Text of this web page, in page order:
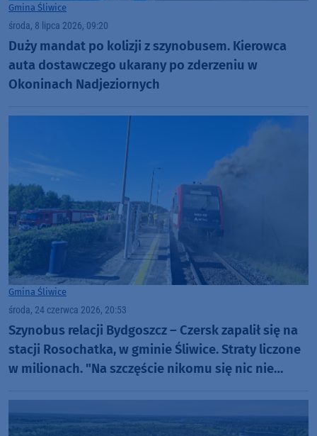
Gmina Śliwice
środa, 8 lipca 2026, 09:20
Duży mandat po kolizji z szynobusem. Kierowca
auta dostawczego ukarany po zderzeniu w
Okoninach Nadjeziornych
Gmina Śliwice
środa, 24 czerwca 2026, 20:53
Szynobus relacji Bydgoszcz – Czersk zapalił się na
stacji Rosochatka, w gminie Śliwice. Straty liczone
w milionach. "Na szczęście nikomu się nic nie